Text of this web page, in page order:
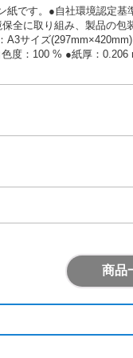
紙です。●自社環境認定基
全に取り組み、製品の包
A3サイズ
度：100 % ●紙厚：0.206
商品